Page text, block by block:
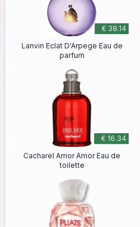
€ 38.14
Lanvin Eclat D'Arpege Eau de
parfum
€ 16.34
Cacharel Amor Amor Eau de
toilette